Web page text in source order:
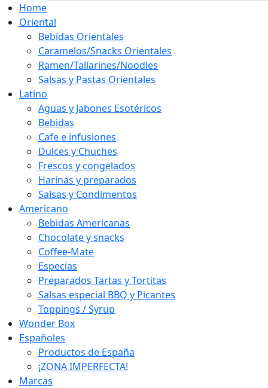
Home
Oriental
Bebidas Orientales
Caramelos/Snacks Orientales
Ramen/Tallarines/Noodles
Salsas y Pastas Orientales
Latino
Aguas y Jabones Esotéricos
Bebidas
Cafe e infusiones
Dulces y Chuches
Frescos y congelados
Harinas y preparados
Salsas y Condimentos
Americano
Bebidas Americanas
Chocolate y snacks
Coffee-Mate
Especias
Preparados Tartas y Tortitas
Salsas especial BBQ y Picantes
Toppings / Syrup
Wonder Box
Españoles
Productos de España
¡ZONA IMPERFECTA!
Marcas